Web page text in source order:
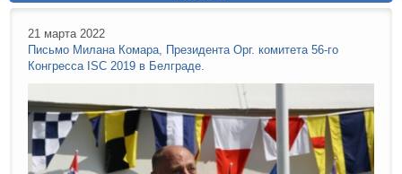
21 марта 2022
Письмо Милана Комара, Президента Орг. комитета 56-го
Конгресса ISC 2019 в Белграде.